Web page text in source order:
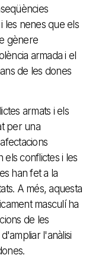
les nenes que els
gènere
armada i el
de les dones
armats i els
per una
conflictes i les
han fet a la
A més, aquesta
masculí ha
de les
l'anàlisi